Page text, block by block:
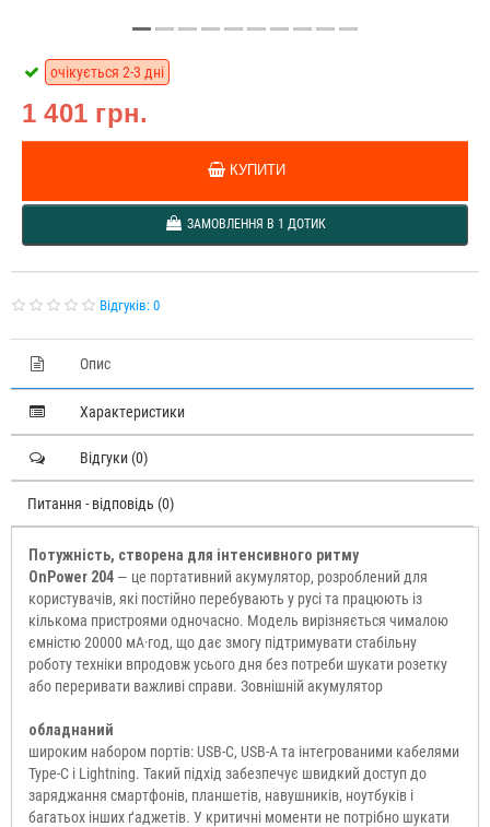
1 401 грн.
очікується 2-3 дні
КУПИТИ
ЗАМОВЛЕННЯ В 1 ДОТИК
Відгуків: 0
Опис
Характеристики
Відгуки (0)
Питання - відповідь (0)
Потужність, створена для інтенсивного ритму
OnPower 204 — це портативний акумулятор, розроблений для
користувачів, які постійно перебувають у русі та працюють із
кількома пристроями одночасно. Модель вирізняється чималою
ємністю 20000 мА·год, що дає змогу підтримувати стабільну
роботу техніки впродовж усього дня без потреби шукати розетку
або переривати важливі справи. Зовнішній акумулятор
обладнаний
широким набором портів: USB-C, USB-A та інтегрованими кабелями
Type-C і Lightning. Такий підхід забезпечує швидкий доступ до
заряджання смартфонів, планшетів, навушників, ноутбуків і
багатьох інших ґаджетів. У критичні моменти не потрібно шукати